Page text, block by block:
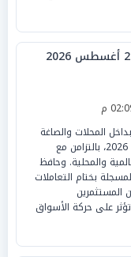
أسعار الذهب اليوم الأحد 2 أغسطس 2026
المحلات والصاغة
المصرية اليوم الأحد 2 أغسطس 2026، بالتزامن مع
والمحلية. وحافظ
بختام التعاملات
على حركة الأسواق